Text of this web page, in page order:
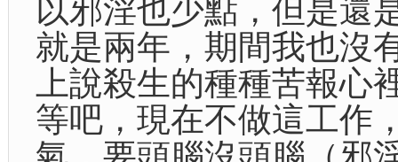
以邪淫也少點，但是還
就是兩年，期間我也沒
上說殺生的種種苦報
等吧，現在不做這工作